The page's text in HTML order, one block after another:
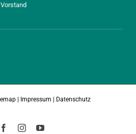
| Impressum | Datenschutz
FacebookInstagramYouTube